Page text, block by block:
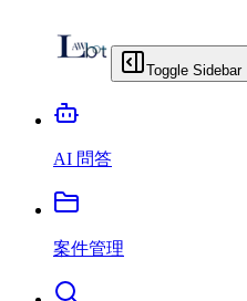
Toggle Sidebar
AI 問答
案件管理